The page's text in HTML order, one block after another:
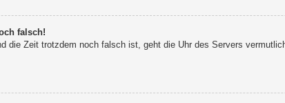
falsch!
die Zeit trotzdem noch falsch ist, geht die Uhr des Servers